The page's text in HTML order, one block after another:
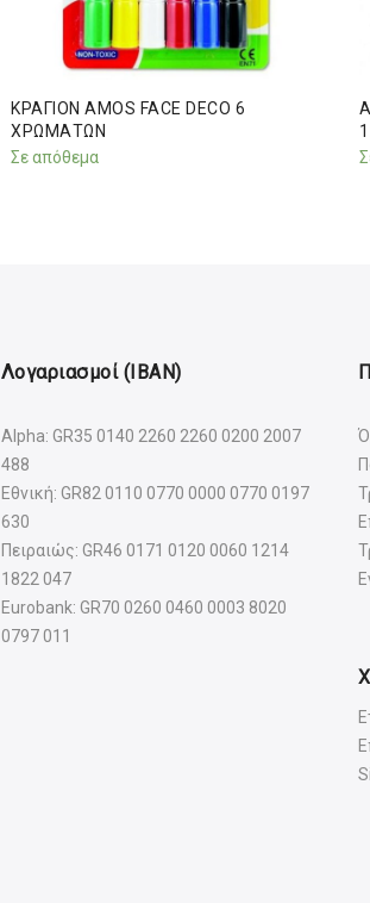
ΚΡΑΓΙΟΝ AMOS FACE DECO 6
XΡΩΜΑΤΩΝ
Σε απόθεμα
Λογαριασμοί (IBAN)
Alpha: GR35 0140 2260 2260 0200 2007
488
Εθνική: GR82 0110 0770 0000 0770 0197
630
Πειραιώς: GR46 0171 0120 0060 1214
1822 047
Eurobank: GR70 0260 0460 0003 8020
0797 011